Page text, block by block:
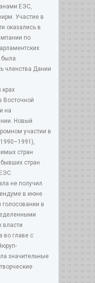
ЕЭС,
Участие в
оказались в
по
была
членства Дании
Восточной
на
Новый
участии в
стран
стран
не получил
в июне
голосовании в
власти
во главе с
значительные